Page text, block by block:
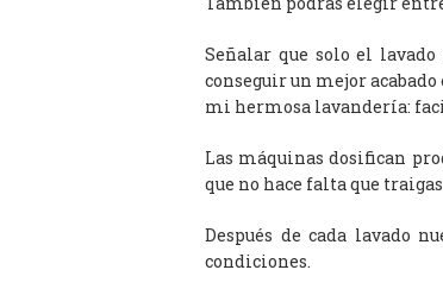
Señalar que solo el
conseguir un mejor
mi hermosa lavandería:
Las máquinas dosifican
que no hace falta que
Después de cada lavado
condiciones.